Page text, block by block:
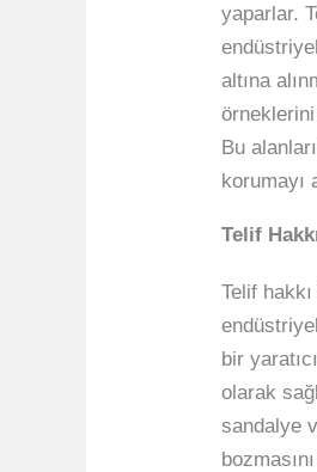
yaparlar.
altına
Bu
korumayı
Telif
Telif
bir
olarak
sandalye